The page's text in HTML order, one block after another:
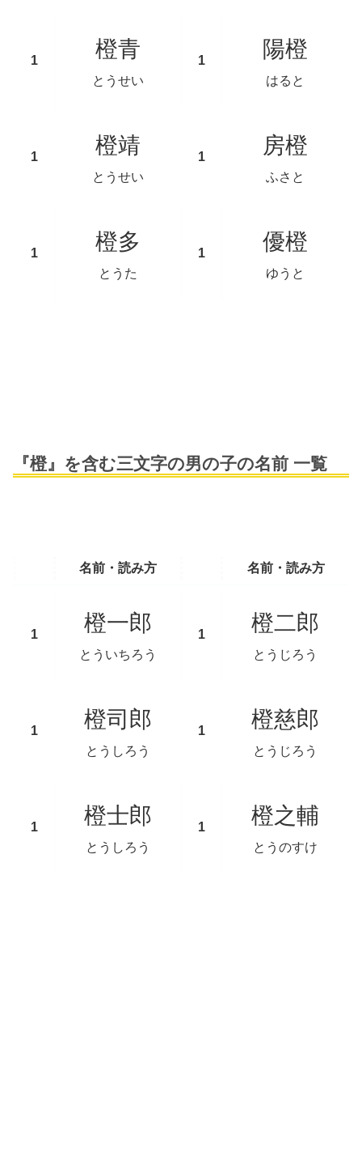
橙青
とうせい
陽橙
はると
橙靖
とうせい
房橙
ふさと
橙多
とうた
優橙
ゆうと
『橙』を含む三文字の男の子の名前 一覧
名前・読み方 名前・読み方
橙一郎
とういちろう
橙二郎
とうじろう
橙司郎
とうしろう
橙慈郎
とうじろう
橙士郎
とうしろう
橙之輔
とうのすけ